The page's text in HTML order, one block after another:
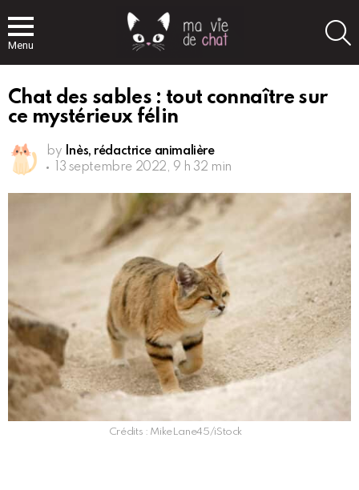
Menu
Chat des sables : tout connaître sur
ce mystérieux félin
by Inès, rédactrice animalière
13 septembre 2022, 9 h 32 min
Crédits : MikeLane45/iStock